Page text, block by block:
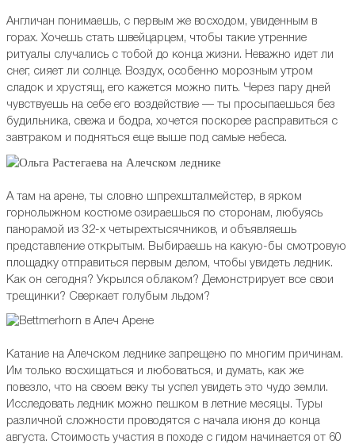
Англичан понимаешь, с первым же восходом, увиденным в
горах. Хочешь стать швейцарцем, чтобы такие утренние
ритуалы случались с тобой до конца жизни. Неважно идет ли
снег, сияет ли солнце. Воздух, особенно морозным утром
сладок и хрустящ, его кажется можно пить. Через пару дней
чувствуешь на себе его воздействие — ты просыпаешься без
будильника, свежа и бодра, хочется поскорее расправиться с
завтраком и подняться еще выше под самые небеса.
А там на арене, ты словно шпрехшталмейстер, в ярком
горнолыжном костюме озираешься по сторонам, любуясь
панорамой из 32-х четырехтысячников, и объявляешь
представление открытым. Выбираешь на какую-бы смотровую
площадку отправиться первым делом, чтобы увидеть ледник.
Как он сегодня? Укрылся облаком? Демонстрирует все свои
трещинки? Сверкает голубым льдом?
Катание на Алечском леднике запрещено по многим причинам.
Им только восхищаться и любоваться, и думать, как же
повезло, что на своем веку ты успел увидеть это чудо земли.
Исследовать ледник можно пешком в летние месяцы. Туры
различной сложности проводятся с начала июня до конца
августа. Стоимость участия в походе с гидом начинается от 60